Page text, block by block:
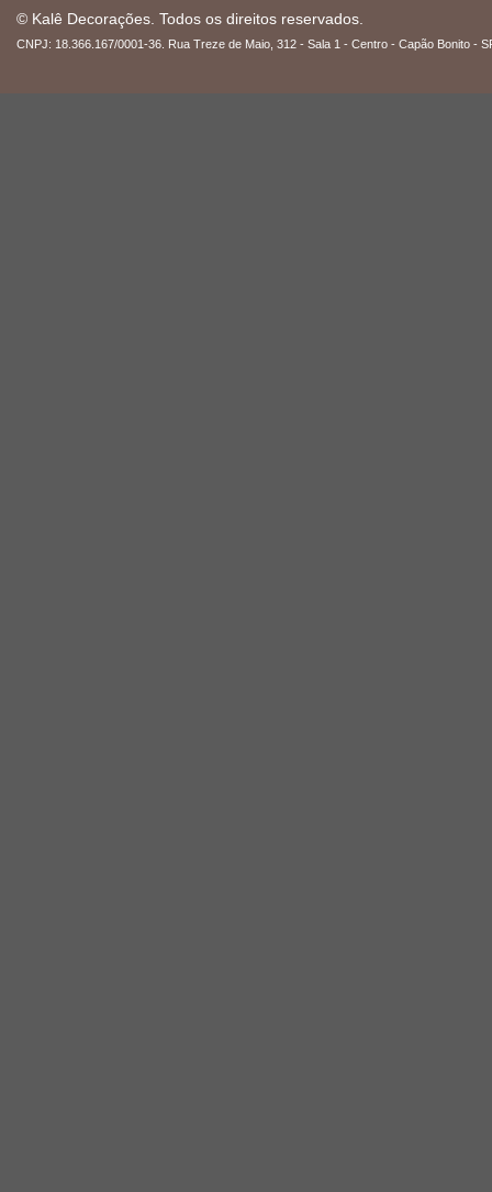
© Kalê Decorações. Todos os direitos reservados.
CNPJ: 18.366.167/0001-36. Rua Treze de Maio, 312 - Sala 1 - Centro - Capão Bonito -